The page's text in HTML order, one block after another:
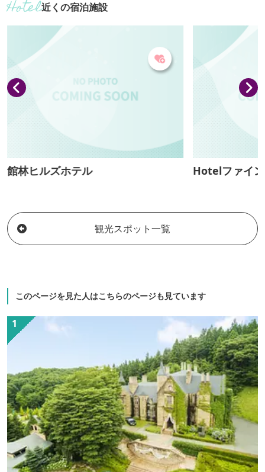
え、しっかり熟成させたもの。つゆも天
然の素材のみで作っています。
本一を決める全
に選ばれ見事
老舗です。
近くの宿泊施設
館林ヒルズホテル Hotelファイ
観光スポット一覧
このページを見た人はこちらのページも見ています